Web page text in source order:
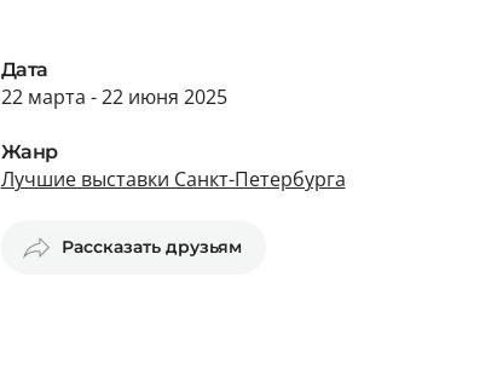
Дата
22 марта - 22 июня 2025
Жанр
Лучшие выставки Санкт-Петербурга
Рассказать друзьям